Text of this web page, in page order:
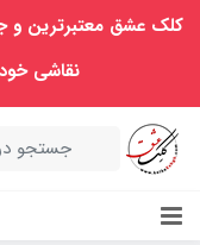
کلک عشق معتبرترین و
نقاشی